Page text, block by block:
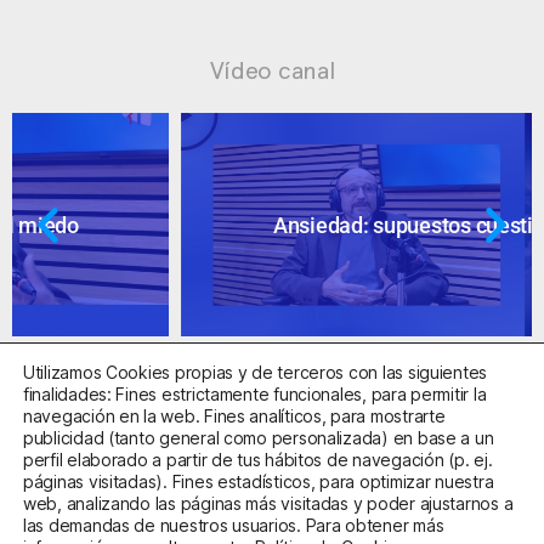
Vídeo canal
Ansiedad: supuestos cuestionables
Centro Sanitario Autorizado con el código E08737002
Aviso LegalPolítica de PrivacidadPolítica de Cookies
Utilizamos Cookies propias y de terceros con las siguientes
finalidades: Fines estrictamente funcionales, para permitir la
navegación en la web. Fines analíticos, para mostrarte
publicidad (tanto general como personalizada) en base a un
perfil elaborado a partir de tus hábitos de navegación (p. ej.
páginas visitadas). Fines estadísticos, para optimizar nuestra
web, analizando las páginas más visitadas y poder ajustarnos a
las demandas de nuestros usuarios. Para obtener más